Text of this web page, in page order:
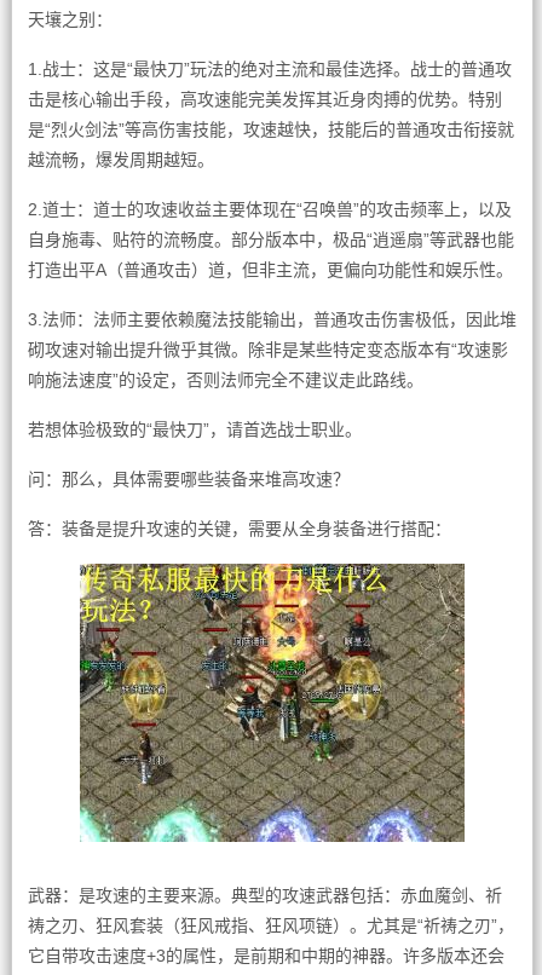
天壤之别：
1.战士：这是“最快刀”玩法的绝对主流和最佳选择。战士的普通攻
击是核心输出手段，高攻速能完美发挥其近身肉搏的优势。特别
是“烈火剑法”等高伤害技能，攻速越快，技能后的普通攻击衔接就
越流畅，爆发周期越短。
2.道士：道士的攻速收益主要体现在“召唤兽”的攻击频率上，以及
自身施毒、贴符的流畅度。部分版本中，极品“逍遥扇”等武器也能
打造出平A（普通攻击）道，但非主流，更偏向功能性和娱乐性。
3.法师：法师主要依赖魔法技能输出，普通攻击伤害极低，因此堆
砌攻速对输出提升微乎其微。除非是某些特定变态版本有“攻速影
响施法速度”的设定，否则法师完全不建议走此路线。
若想体验极致的“最快刀”，请首选战士职业。
问：那么，具体需要哪些装备来堆高攻速？
答：装备是提升攻速的关键，需要从全身装备进行搭配：
武器：是攻速的主要来源。典型的攻速武器包括：赤血魔剑、祈
祷之刃、狂风套装（狂风戒指、狂风项链）。尤其是“祈祷之刃”，
它自带攻击速度+3的属性，是前期和中期的神器。许多版本还会